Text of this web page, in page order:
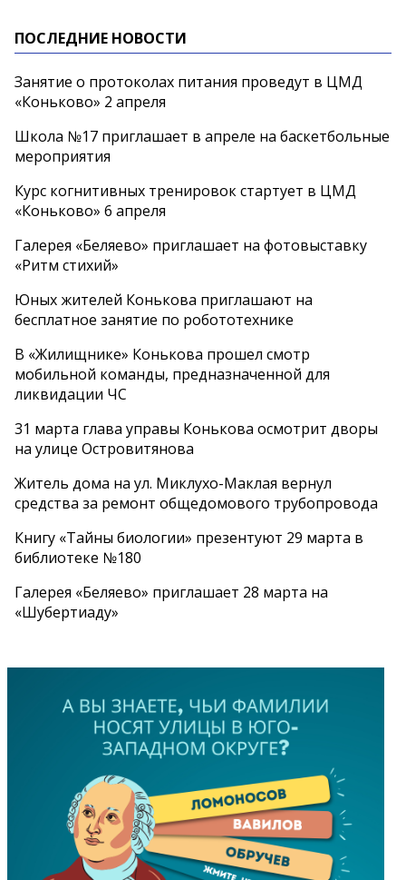
ПОСЛЕДНИЕ НОВОСТИ
Занятие о протоколах питания проведут в ЦМД
«Коньково» 2 апреля
Школа №17 приглашает в апреле на баскетбольные
мероприятия
Курс когнитивных тренировок стартует в ЦМД
«Коньково» 6 апреля
Галерея «Беляево» приглашает на фотовыставку
«Ритм стихий»
Юных жителей Конькова приглашают на
бесплатное занятие по робототехнике
В «Жилищнике» Конькова прошел смотр
мобильной команды, предназначенной для
ликвидации ЧС
31 марта глава управы Конькова осмотрит дворы
на улице Островитянова
Житель дома на ул. Миклухо-Маклая вернул
средства за ремонт общедомового трубопровода
Книгу «Тайны биологии» презентуют 29 марта в
библиотеке №180
Галерея «Беляево» приглашает 28 марта на
«Шубертиаду»